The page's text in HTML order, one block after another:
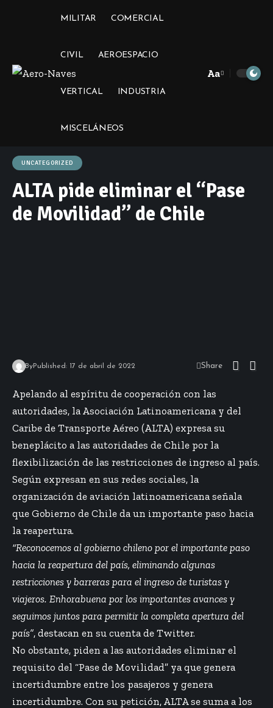
MILITAR COMERCIAL
CIVIL AEROESPACIO
VERTICAL INDUSTRIA
MISCELÁNEOS
Font
Aa
UNCATEGORIZED
ALTA pide eliminar el “Pase
de Movilidad” de Chile
ByPublished: 17 de abril de 2022 Share
Apelando al espíritu de cooperación con las
autoridades, la Asociación Latinoamericana y del
Caribe de Transporte Aéreo (ALTA) expresa su
beneplácito a las autoridades de Chile por la
flexibilización de las restricciones de ingreso al país.
Según expresan en sus redes sociales, la
organización de aviación latinoamericana señala
que Gobierno de Chile da un importante paso hacia
la reapertura.
“Reconocemos al gobierno chileno por el importante paso
hacia la reapertura del país, eliminando algunas
restricciones y barreras para el ingreso de turistas y
viajeros. Enhorabuena por los importantes avances y
seguimos juntos para permitir la completa apertura del
país”, destacan en su cuenta de Twitter.
No obstante, piden a las autoridades eliminar el
requisito del “Pase de Movilidad” ya que genera
incertidumbre entre los pasajeros y genera
incertidumbre. Con su petición, ALTA se suma a los